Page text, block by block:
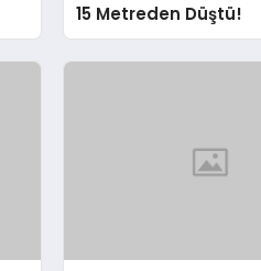
15 Metreden Düştü!